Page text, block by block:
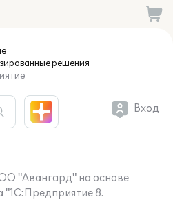
решения
Вход
"Авангард" на основе
"1С:Предприятие 8.